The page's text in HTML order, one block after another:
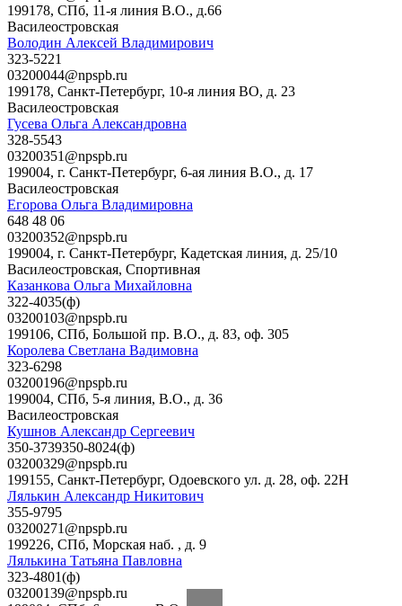
199178, СПб, 11-я линия В.О., д.66
Василеостровская
Володин Алексей Владимирович
323-5221
03200044@npspb.ru
199178, Санкт-Петербург, 10-я линия ВО, д. 23
Василеостровская
Гусева Ольга Александровна
328-5543
03200351@npspb.ru
199004, г. Санкт-Петербург, 6-ая линия В.О., д. 17
Василеостровская
Егорова Ольга Владимировна
648 48 06
03200352@npspb.ru
199004, г. Санкт-Петербург, Кадетская линия, д. 25/10
Василеостровская, Спортивная
Казанкова Ольга Михайловна
322-4035(ф)
03200103@npspb.ru
199106, СПб, Большой пр. В.О., д. 83, оф. 305
Королева Светлана Вадимовна
323-6298
03200196@npspb.ru
199004, СПб, 5-я линия, В.О., д. 36
Василеостровская
Кушнов Александр Сергеевич
350-3739350-8024(ф)
03200329@npspb.ru
199155, Санкт-Петербург, Одоевского ул. д. 28, оф. 22Н
Лялькин Александр Никитович
355-9795
03200271@npspb.ru
199226, СПб, Морская наб. , д. 9
Лялькина Татьяна Павловна
323-4801(ф)
03200139@npspb.ru